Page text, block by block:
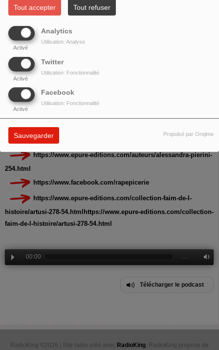
Tout accepter Tout refuser
Analytics
Activé
Utilisation: Analyse
Twitter
Activé
Utilisation: Fonctionnalité
Facebook
Activé
Utilisation: Fonctionnalité
Sauvegarder Propulsé par Orejime
Alessandra Pieriniprésente son expérience en France de
lagastronomie italienne, ses chroniques radio et la
nouvelle édition du
https://www.epure-editions.com/auteurs/alessandra-pierini-
254.html
https://www.facebook.com/rapepicerie
https://www.epure-editions.com/collection-faim-de-l-
histoire/artusi-278-54.htmlhttps://www.epure-editions.com/collection-
faim-de-l-histoire/artusi-278-54.html
00:00 …
Télécharger le podcast
RadioKing ©2026 | Site radio créé avec RadioKing. RadioKing propose de